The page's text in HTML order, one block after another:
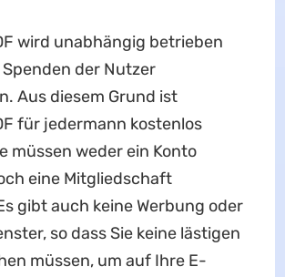
wird unabhängig betrieben
der Nutzer
Aus diesem Grund ist
für jedermann kostenlos
müssen weder ein Konto
eine Mitgliedschaft
gibt auch keine Werbung oder
so dass Sie keine lästigen
müssen, um auf Ihre E-